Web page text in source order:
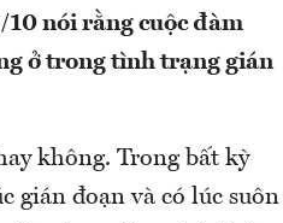
nói rằng cuộc đàm
ở trong tình trạng gián
không. Trong bất kỳ
gián đoạn và có lúc suôn